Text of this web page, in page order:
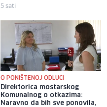
5 sati
O PONIŠTENOJ ODLUCI
Direktorica mostarskog
Komunalnog o otkazima:
Naravno da bih sve ponovila,